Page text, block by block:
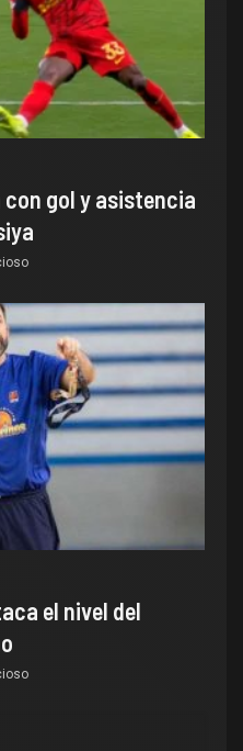
gol y asistencia
el nivel del